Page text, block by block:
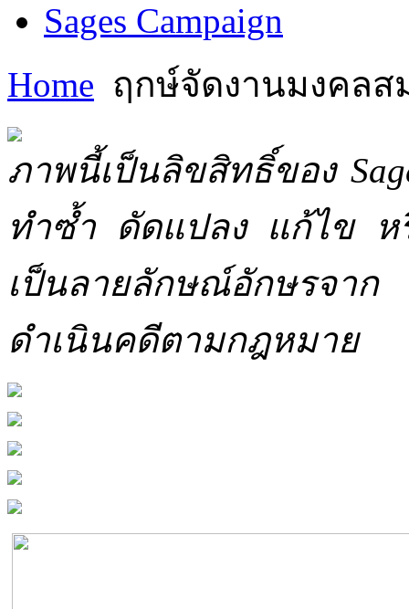
Sages Campaign
Home ฤกษ์จัดงานมงคลส
ภาพนี้เป็นลิขสิทธิ์ของ
ทำซ้ำ ดัดแปลง แก้ไข ห
เป็นลายลักษณ์อักษรจาก
ดำเนินคดีตามกฎหมาย